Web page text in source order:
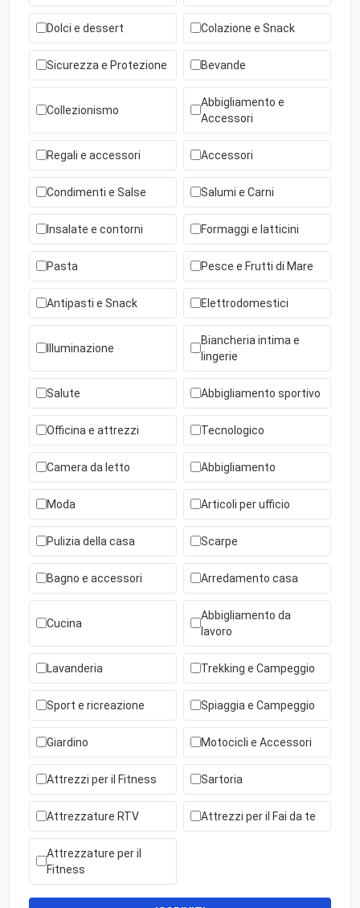
Dolci e dessert Colazione e Snack
Sicurezza e Protezione Bevande
Collezionismo
Abbigliamento e
Accessori
Regali e accessori Accessori
Condimenti e Salse Salumi e Carni
Insalate e contorni Formaggi e latticini
Pasta Pesce e Frutti di Mare
Antipasti e Snack Elettrodomestici
Illuminazione
Biancheria intima e
lingerie
Salute Abbigliamento sportivo
Officina e attrezzi Tecnologico
Camera da letto Abbigliamento
Moda Articoli per ufficio
Pulizia della casa Scarpe
Bagno e accessori Arredamento casa
Cucina
Abbigliamento da
lavoro
Lavanderia Trekking e Campeggio
Sport e ricreazione Spiaggia e Campeggio
Giardino Motocicli e Accessori
Attrezzi per il Fitness Sartoria
Attrezzature RTV Attrezzi per il Fai da te
Attrezzature per il
Fitness